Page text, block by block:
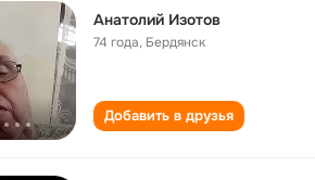
Анатолий Изотов
74 года, Бердянск
Добавить в друзья